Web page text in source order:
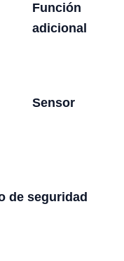
Función
adicional
Sensor
de seguridad